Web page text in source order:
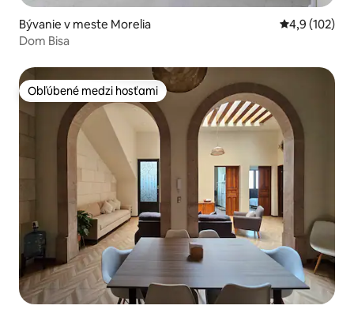
Bývanie v meste Morelia Priemerné
4,9 (102)
Dom Bisa
Obľúbené medzi hosťami
Obľúbené medzi hosťami